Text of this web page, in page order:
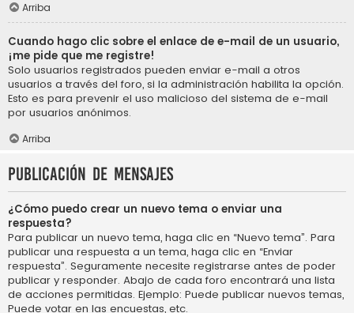
Arriba
Cuando hago clic sobre el enlace de e-mail de un usuario,
¡me pide que me registre!
Solo usuarios registrados pueden enviar e-mail a otros
usuarios a través del foro, si la administración habilita la opción.
Esto es para prevenir el uso malicioso del sistema de e-mail
por usuarios anónimos.
Arriba
Publicación de mensajes
¿Cómo puedo crear un nuevo tema o enviar una
respuesta?
Para publicar un nuevo tema, haga clic en “Nuevo tema”. Para
publicar una respuesta a un tema, haga clic en “Enviar
respuesta”. Seguramente necesite registrarse antes de poder
publicar y responder. Abajo de cada foro encontrará una lista
de acciones permitidas. Ejemplo: Puede publicar nuevos temas,
Puede votar en las encuestas, etc.